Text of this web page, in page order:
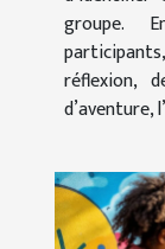
groupe.
réflexion,
d’aventure,